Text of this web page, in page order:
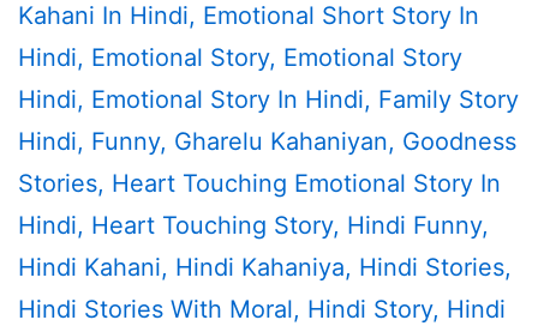
Kahani In Hindi, Emotional Short Story In
Hindi, Emotional Story, Emotional Story
Hindi, Emotional Story In Hindi, Family Story
Hindi, Funny, Gharelu Kahaniyan, Goodness
Stories, Heart Touching Emotional Story In
Hindi, Heart Touching Story, Hindi Funny,
Hindi Kahani, Hindi Kahaniya, Hindi Stories,
Hindi Stories With Moral, Hindi Story, Hindi